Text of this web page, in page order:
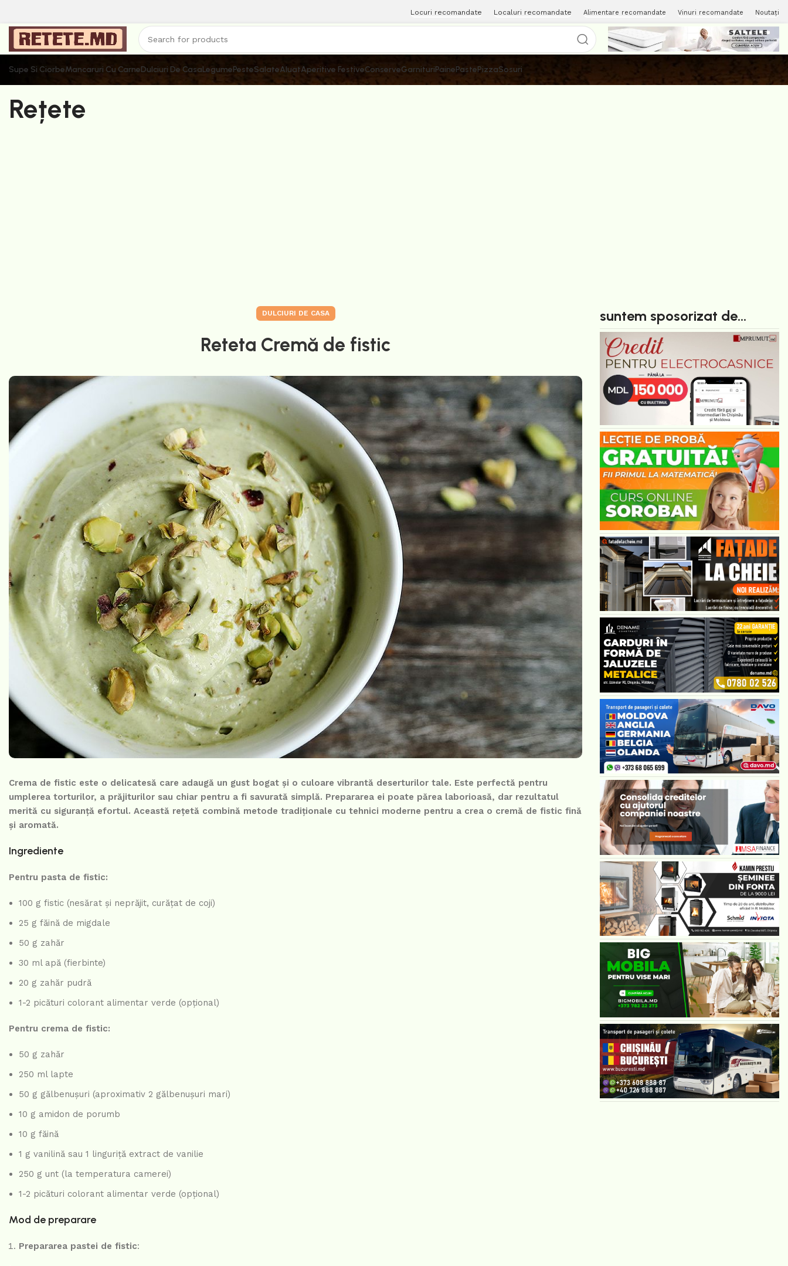
Locuri recomandate Localuri recomandate Alimentare recomandate Vinuri recomandate Noutați
Supe Si CiorbeMancaruri Cu CarneDulciuri De CasaLegumePesteSalateAluatAperitive FestiveConserveGarnituriPainePastePizzaSosuri
Rețete
DULCIURI DE CASA
Reteta Cremă de fistic
Crema de fistic este o delicatesă care adaugă un gust bogat și o culoare vibrantă deserturilor tale. Este perfectă pentru
umplerea torturilor, a prăjiturilor sau chiar pentru a fi savurată simplă. Prepararea ei poate părea laborioasă, dar rezultatul
merită cu siguranță efortul. Această rețetă combină metode tradiționale cu tehnici moderne pentru a crea o cremă de fistic fină
și aromată.
Ingrediente
Pentru pasta de fistic:
100 g fistic (nesărat și neprăjit, curățat de coji)
25 g făină de migdale
50 g zahăr
30 ml apă (fierbinte)
20 g zahăr pudră
1-2 picături colorant alimentar verde (opțional)
Pentru crema de fistic:
50 g zahăr
250 ml lapte
50 g gălbenușuri (aproximativ 2 gălbenușuri mari)
10 g amidon de porumb
10 g făină
1 g vanilină sau 1 linguriță extract de vanilie
250 g unt (la temperatura camerei)
1-2 picături colorant alimentar verde (opțional)
Mod de preparare
Prepararea pastei de fistic:
suntem sposorizat de...